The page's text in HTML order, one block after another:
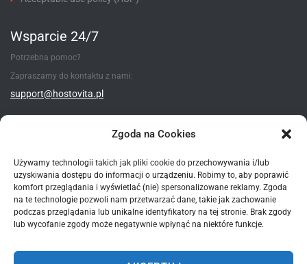
Zgoda na Cookies
Używamy technologii takich jak pliki cookie do przechowywania i/lub
uzyskiwania dostępu do informacji o urządzeniu. Robimy to, aby poprawić
komfort przeglądania i wyświetlać (nie) spersonalizowane reklamy. Zgoda
na te technologie pozwoli nam przetwarzać dane, takie jak zachowanie
podczas przeglądania lub unikalne identyfikatory na tej stronie. Brak zgody
lub wycofanie zgody może negatywnie wpłynąć na niektóre funkcje.
Wsparcie 24/7
Potrzebna pomoc?
Zapraszamy do kontaktu z nami:
support@hostovita.pl
Metody płatności